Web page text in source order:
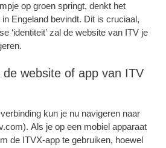
op groen springt, denkt het
Engeland bevindt. Dit is cruciaal,
‘identiteit’ zal de website van ITV je
website of app van ITV
kun je nu navigeren naar
Als je op een mobiel apparaat
de ITVX-app te gebruiken, hoewel